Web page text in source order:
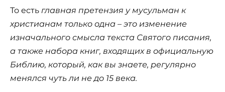
То есть главная претензия у мусульман к
христианам только одна – это изменение
изначального смысла текста Святого писания,
а также набора книг, входящих в официальную
Библию, который, как вы знаете, регулярно
менялся чуть ли не до 15 века.